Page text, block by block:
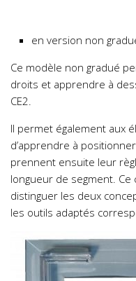
en version non
Ce modèle non gradué
droits et apprendre à
CE2.
Il permet également aux
d’apprendre à
prennent ensuite leur
longueur de segment. Ce
distinguer les deux
les outils adaptés